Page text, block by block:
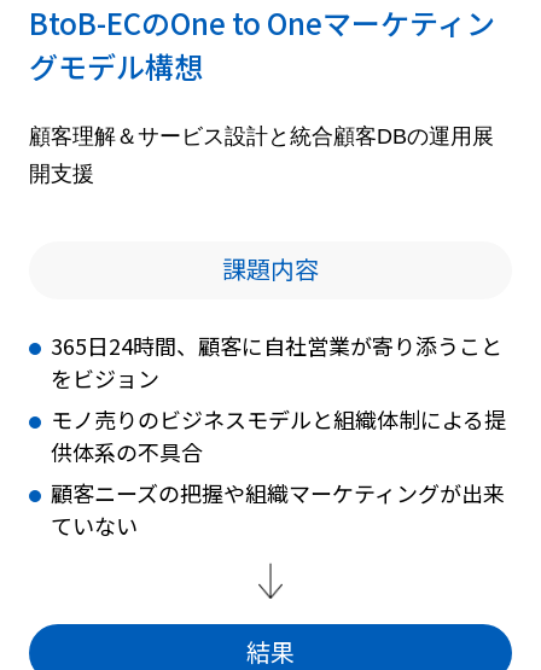
BtoB-ECのOne to Oneマーケティン
グモデル構想
顧客理解＆サービス設計と統合顧客DBの運用展
開支援
課題内容
365日24時間、顧客に自社営業が寄り添うこと
をビジョン
モノ売りのビジネスモデルと組織体制による提
供体系の不具合
顧客ニーズの把握や組織マーケティングが出来
ていない
結果